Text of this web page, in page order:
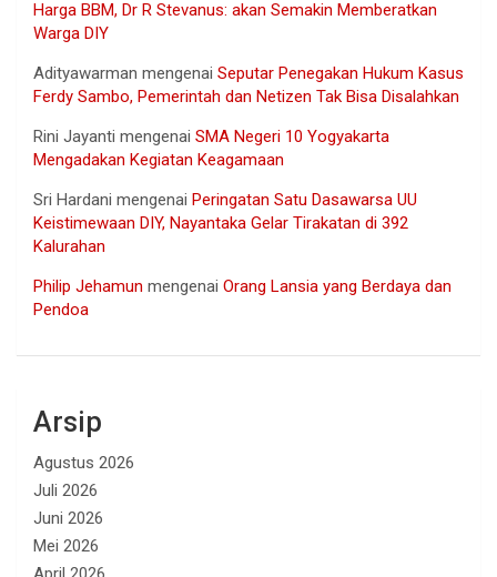
Harga BBM, Dr R Stevanus: akan Semakin Memberatkan
Warga DIY
Adityawarman mengenai Seputar Penegakan Hukum Kasus
Ferdy Sambo, Pemerintah dan Netizen Tak Bisa Disalahkan
Rini Jayanti mengenai SMA Negeri 10 Yogyakarta
Mengadakan Kegiatan Keagamaan
Sri Hardani mengenai Peringatan Satu Dasawarsa UU
Keistimewaan DIY, Nayantaka Gelar Tirakatan di 392
Kalurahan
Philip Jehamun mengenai Orang Lansia yang Berdaya dan
Pendoa
Arsip
Agustus 2026
Juli 2026
Juni 2026
Mei 2026